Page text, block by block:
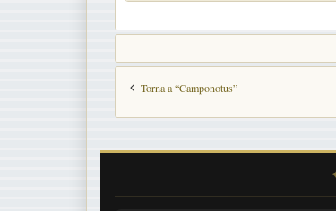
o
Torna a “Camponotus”